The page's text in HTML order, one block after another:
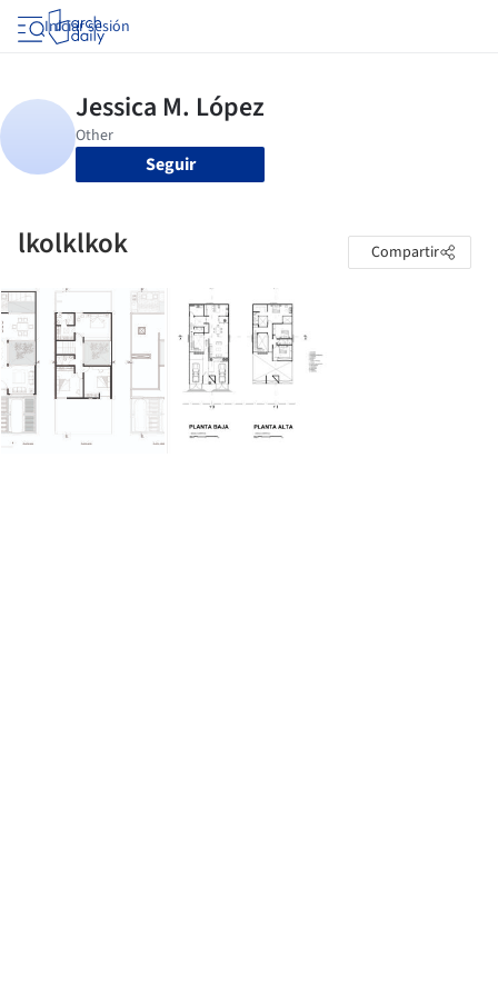
Iniciar sesión
Seguir
lkolklkok Compartir